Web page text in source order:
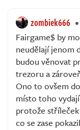
zombiek666
Fairgame$ by
neudělají jenom
budou věnovat
trezoru a
Ono to ovšem
místo toho
protože
co se zase